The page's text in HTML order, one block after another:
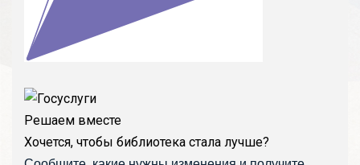
Решаем вместе
Хочется, чтобы библиотека стала лучше?